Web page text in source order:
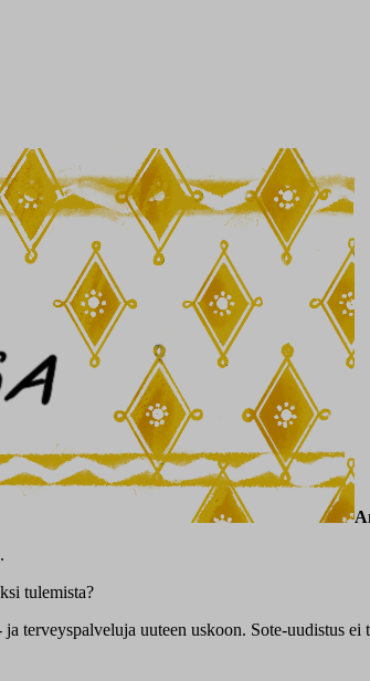
tulemista?
terveyspalveluja uuteen uskoon. Sote-uudistus